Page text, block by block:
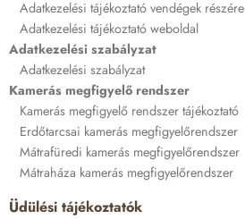
Adatkezelési tájékoztató vendégek részére
Adatkezelési tájékoztató weboldal
Adatkezelési szabályzat
Adatkezelési szabályzat
Kamerás megfigyelő rendszer
Kamerás megfigyelő rendszer tájékoztató
Erdőtarcsai kamerás megfigyelőrendszer
Mátrafüredi kamerás megfigyelőrendszer
Mátraháza kamerás megfigyelőrendszer
Üdülési tájékoztatók